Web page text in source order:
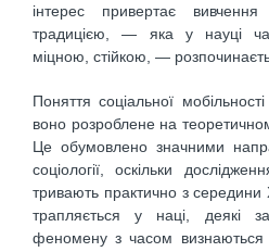
інтерес привертає
традицією, — яка у науці
міцною, стійкою, —
Поняття соціальної
воно розроблене на
Це обумовлено значними
соціології, оскільки
тривають практично з середини
трапляється у наці, деякі
феномену з часом визнаються